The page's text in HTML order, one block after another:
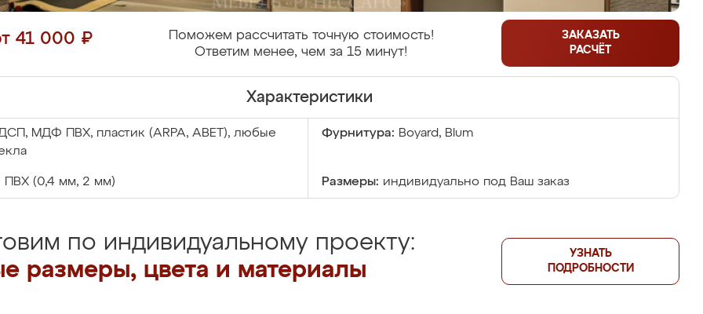
41 000 ₽
Поможем рассчитать точную стоимость!
Ответим менее, чем за 15 минут!
ЗАКАЗАТЬ
РАСЧЁТ
Характеристики
МДФ ПВХ, пластик (ARPA, ABET), любые
Фурнитура: Boyard, Blum
ПВХ (0,4 мм, 2 мм) Размеры: индивидуально под Ваш заказ
по индивидуальному проекту:
размеры, цвета и материалы
УЗНАТЬ
ПОДРОБНОСТИ